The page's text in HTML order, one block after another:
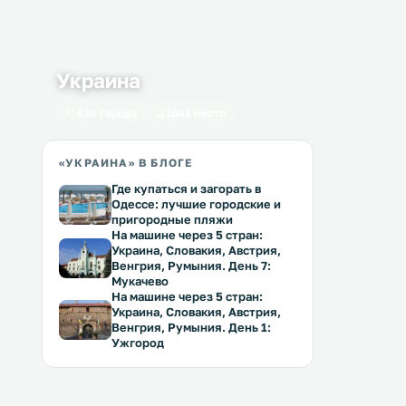
Украина
«УКРАИНА» В БЛОГЕ
Где купаться и загорать в
Одессе: лучшие городские и
пригородные пляжи
На машине через 5 стран:
Украина, Словакия, Австрия,
Венгрия, Румыния. День 7:
Мукачево
На машине через 5 стран:
Украина, Словакия, Австрия,
Венгрия, Румыния. День 1:
Ужгород